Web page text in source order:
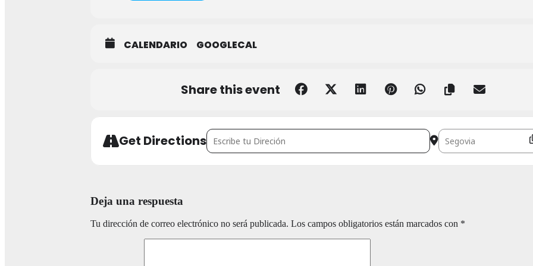
CALENDARIO GOOGLECAL
Share this event
Get DirectionsAddress - Rutas por la Naturaleza [] Destination Address -
Deja una respuesta
Tu dirección de correo electrónico no será publicada. Los campos obligatorios están marcados con *